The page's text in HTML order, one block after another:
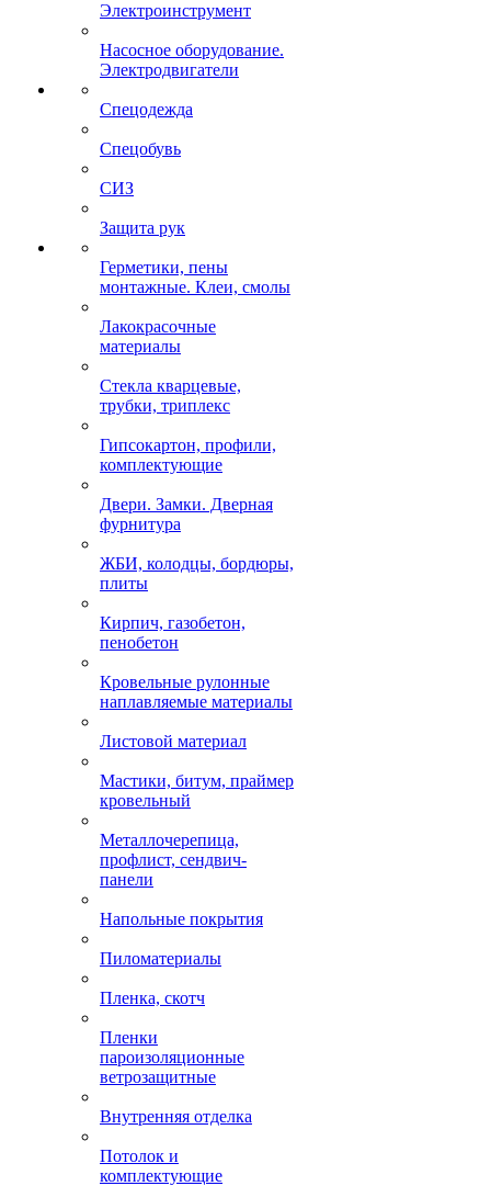
Электроинструмент
Насосное оборудование.
Электродвигатели
Спецодежда
Спецобувь
СИЗ
Защита рук
Герметики, пены
монтажные. Клеи, смолы
Лакокрасочные
материалы
Стекла кварцевые,
трубки, триплекс
Гипсокартон, профили,
комплектующие
Двери. Замки. Дверная
фурнитура
ЖБИ, колодцы, бордюры,
плиты
Кирпич, газобетон,
пенобетон
Кровельные рулонные
наплавляемые материалы
Листовой материал
Мастики, битум, праймер
кровельный
Металлочерепица,
профлист, сендвич-
панели
Напольные покрытия
Пиломатериалы
Пленка, скотч
Пленки
пароизоляционные
ветрозащитные
Внутренняя отделка
Потолок и
комплектующие